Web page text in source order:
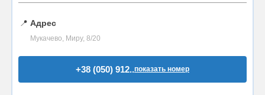
📍 Адрес
Мукачево, Миру, 8/20
+38 (050) 912..показать номер